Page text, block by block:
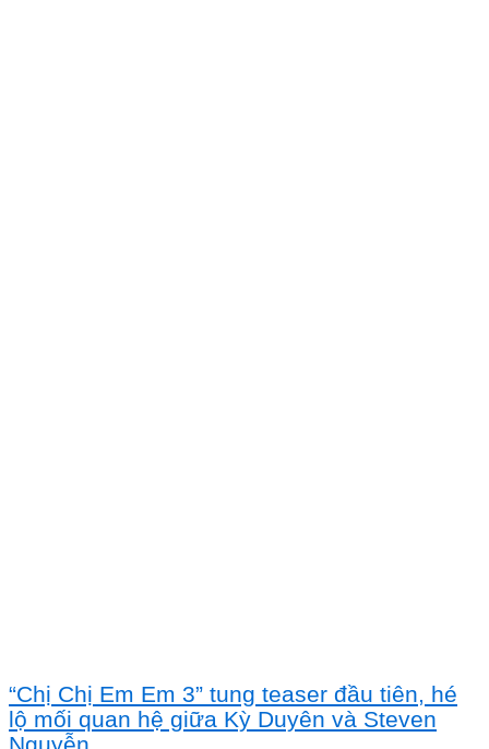
“Chị Chị Em Em 3” tung teaser đầu tiên, hé
lộ mối quan hệ giữa Kỳ Duyên và Steven
Nguyễn